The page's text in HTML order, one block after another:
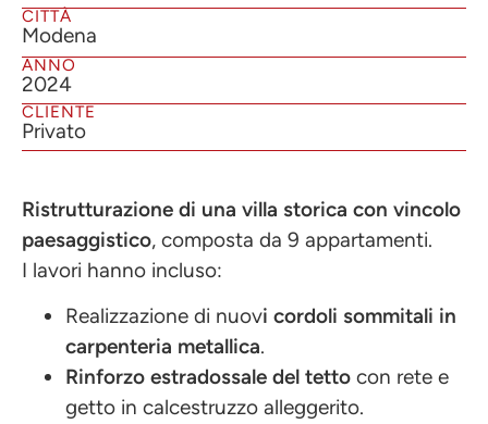
CITTÀ
Modena
ANNO
2024
CLIENTE
Privato
Ristrutturazione di una villa storica con vincolo
paesaggistico, composta da 9 appartamenti.
I lavori hanno incluso:
Realizzazione di nuovi cordoli sommitali in
carpenteria metallica.
Rinforzo estradossale del tetto con rete e
getto in calcestruzzo alleggerito.